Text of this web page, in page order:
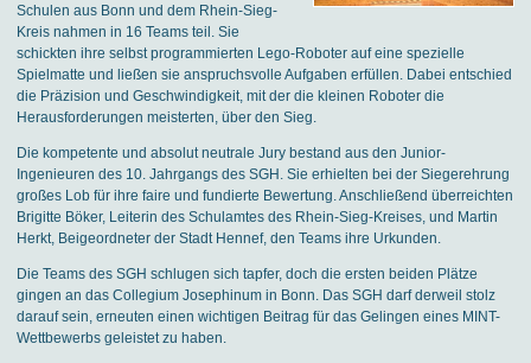
Schulen aus Bonn und dem Rhein-Sieg-
Kreis nahmen in 16 Teams teil. Sie
schickten ihre selbst programmierten Lego-Roboter auf eine spezielle
Spielmatte und ließen sie anspruchsvolle Aufgaben erfüllen. Dabei entschied
die Präzision und Geschwindigkeit, mit der die kleinen Roboter die
Herausforderungen meisterten, über den Sieg.
Die kompetente und absolut neutrale Jury bestand aus den Junior-
Ingenieuren des 10. Jahrgangs des SGH. Sie erhielten bei der Siegerehrung
großes Lob für ihre faire und fundierte Bewertung. Anschließend überreichten
Brigitte Böker, Leiterin des Schulamtes des Rhein-Sieg-Kreises, und Martin
Herkt, Beigeordneter der Stadt Hennef, den Teams ihre Urkunden.
Die Teams des SGH schlugen sich tapfer, doch die ersten beiden Plätze
gingen an das Collegium Josephinum in Bonn. Das SGH darf derweil stolz
darauf sein, erneuten einen wichtigen Beitrag für das Gelingen eines MINT-
Wettbewerbs geleistet zu haben.